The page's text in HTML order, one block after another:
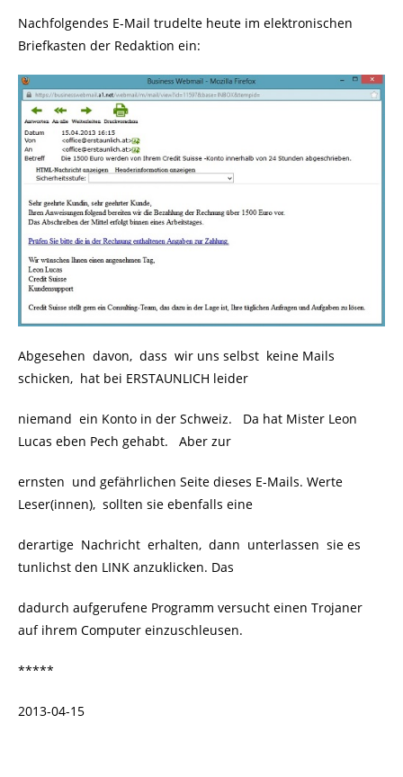
Nachfolgendes E-Mail trudelte heute im elektronischen
Briefkasten der Redaktion ein:
Abgesehen davon, dass wir uns selbst keine Mails
schicken, hat bei ERSTAUNLICH leider
niemand ein Konto in der Schweiz. Da hat Mister Leon
Lucas eben Pech gehabt. Aber zur
ernsten und gefährlichen Seite dieses E-Mails. Werte
Leser(innen), sollten sie ebenfalls eine
derartige Nachricht erhalten, dann unterlassen sie es
tunlichst den LINK anzuklicken. Das
dadurch aufgerufene Programm versucht einen Trojaner
auf ihrem Computer einzuschleusen.
*****
2013-04-15